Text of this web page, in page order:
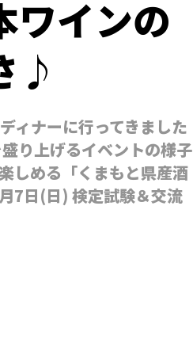
ワインの
♪
ィナーに行ってきました
り上げるイベントの様子
しめる「くまもと県産酒
7日(日) 検定試験＆交流